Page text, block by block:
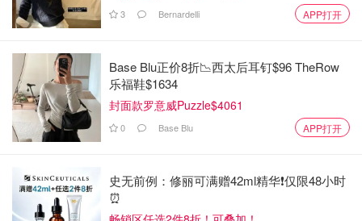
3 Bernardelli APP打开
Base Blu正价8折📉西太后耳钉$96 TheRow
乐福鞋$1634
封面款罗意威Puzzle$4061
0 Base Blu APP打开
史无前例：修丽可满赠42ml精华❗️仅限48小时
⏰️